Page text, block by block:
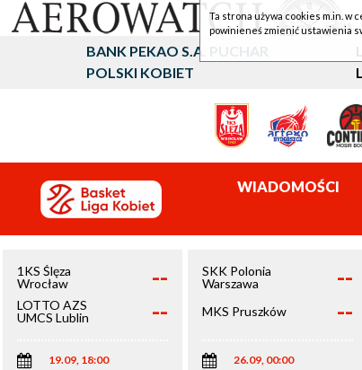
BANK PEKAO S.A. PUCHAR
POLSKI KOBIET
WIADOMOŚCI
1KS Ślęza
Wrocław
--
LOTTO AZS
UMCS Lublin
--
19.09, 18:00
SKK Polonia
Warszawa
--
MKS Pruszków --
26.09, 00:00
Ta strona używa cookies m.in. w
powinieneś zmienić ustawienia